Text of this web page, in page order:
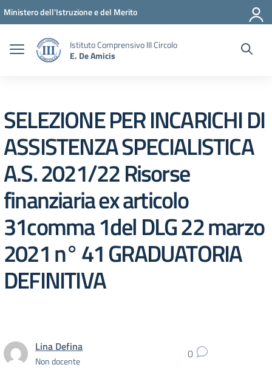
Vai ai contenuti
Vai al menu di navigazione
Vai al footer
Ministero dell'Istruzione e del Merito
Istituto Comprensivo III Circolo
E. De Amicis
SELEZIONE PER INCARICHI DI
ASSISTENZA SPECIALISTICA
A.S. 2021/22 Risorse
finanziaria ex articolo
31comma 1del DLG 22 marzo
2021 n° 41 GRADUATORIA
DEFINITIVA
Lina Defina
Non docente 0